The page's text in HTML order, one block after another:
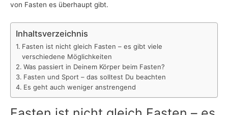
von Fasten es überhaupt gibt.
Inhaltsverzeichnis
Fasten ist nicht gleich Fasten – es gibt viele
verschiedene Möglichkeiten
Was passiert in Deinem Körper beim Fasten?
Fasten und Sport – das solltest Du beachten
Es geht auch weniger anstrengend